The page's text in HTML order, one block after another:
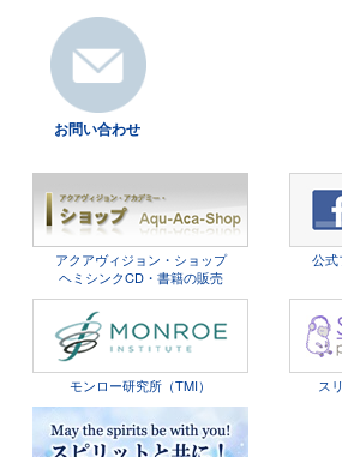
お問い合わせ
アクアヴィジョン・ショップ
ヘミシンクCD・書籍の販売
公式
モンロー研究所（TMI） ス